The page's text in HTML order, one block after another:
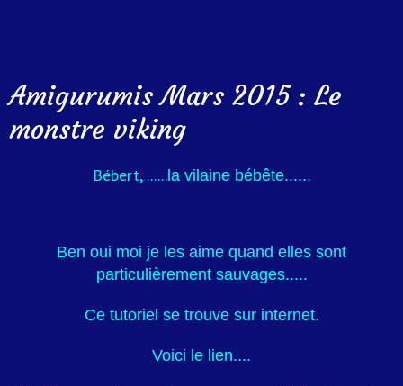
Amigurumis Mars 2015 : Le
monstre viking
Bébert, ......la vilaine bébête......
Ben oui moi je les aime quand elles sont
particulièrement sauvages.....
Ce tutoriel se trouve sur internet.
Voici le lien....